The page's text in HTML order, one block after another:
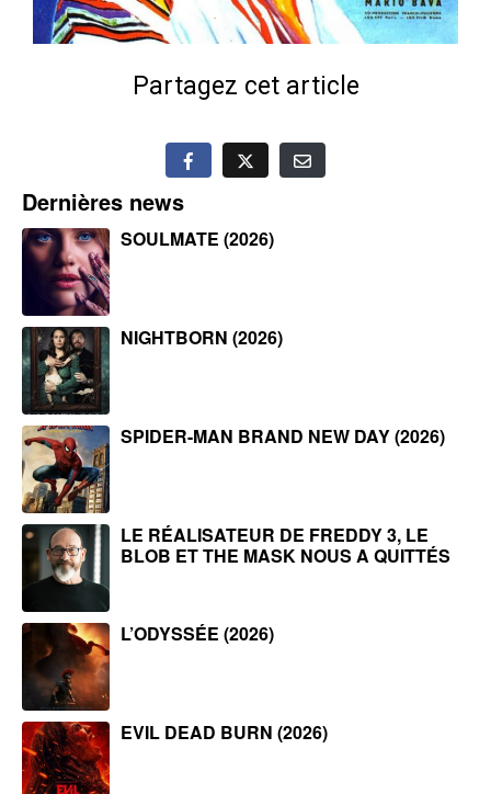
Partagez cet article
Dernières news
SOULMATE (2026)
NIGHTBORN (2026)
SPIDER-MAN BRAND NEW DAY (2026)
LE RÉALISATEUR DE FREDDY 3, LE
BLOB ET THE MASK NOUS A QUITTÉS
L’ODYSSÉE (2026)
EVIL DEAD BURN (2026)